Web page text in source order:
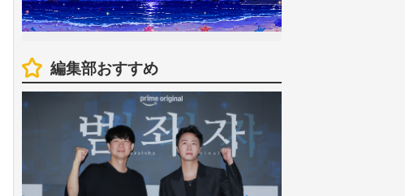
編集部おすすめ